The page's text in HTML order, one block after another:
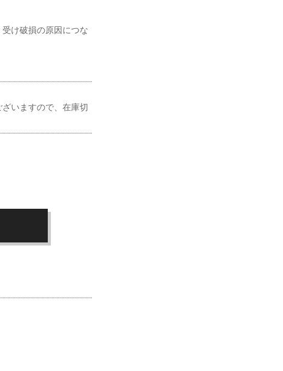
け破損の原因につな
いますので、在庫切